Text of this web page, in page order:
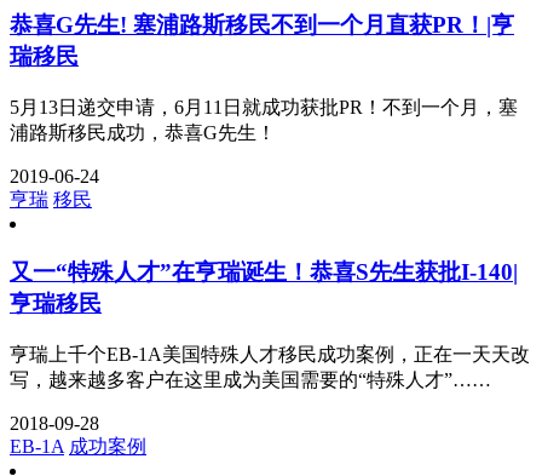
恭喜G先生! 塞浦路斯移民不到一个月直获PR！|亨
瑞移民
5月13日递交申请，6月11日就成功获批PR！不到一个月，塞
浦路斯移民成功，恭喜G先生！
2019-06-24
亨瑞 移民
又一“特殊人才”在亨瑞诞生！恭喜S先生获批I-140|
亨瑞移民
亨瑞上千个EB-1A美国特殊人才移民成功案例，正在一天天改
写，越来越多客户在这里成为美国需要的“特殊人才”……
2018-09-28
EB-1A 成功案例